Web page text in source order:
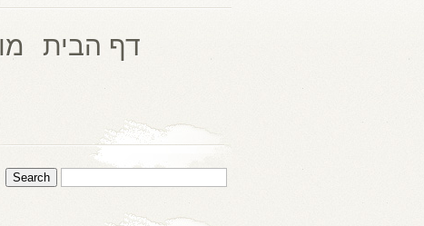
דף הבית